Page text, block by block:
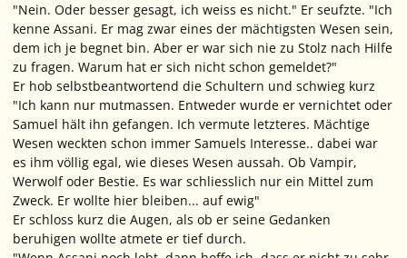
"Nein. Oder besser gesagt, ich weiss es nicht." Er seufzte. "Ich
kenne Assani. Er mag zwar eines der mächtigsten Wesen sein,
dem ich je begnet bin. Aber er war sich nie zu Stolz nach Hilfe
zu fragen. Warum hat er sich nicht schon gemeldet?"
Er hob selbstbeantwortend die Schultern und schwieg kurz
"Ich kann nur mutmassen. Entweder wurde er vernichtet oder
Samuel hält ihn gefangen. Ich vermute letzteres. Mächtige
Wesen weckten schon immer Samuels Interesse.. dabei war
es ihm völlig egal, wie dieses Wesen aussah. Ob Vampir,
Werwolf oder Bestie. Es war schliesslich nur ein Mittel zum
Zweck. Er wollte hier bleiben... auf ewig"
Er schloss kurz die Augen, als ob er seine Gedanken
beruhigen wollte atmete er tief durch.